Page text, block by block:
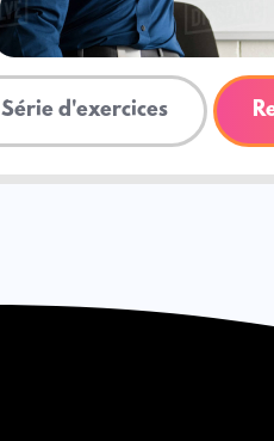
Série d'exercices